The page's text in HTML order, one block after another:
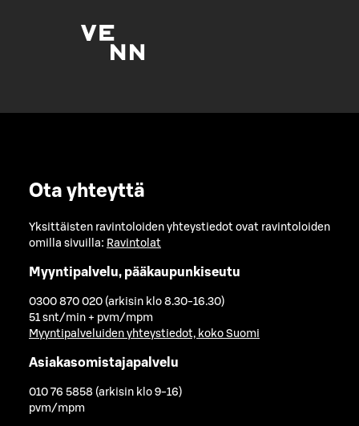
Ota yhteyttä
Yksittäisten ravintoloiden yhteystiedot ovat ravintoloiden
omilla sivuilla: Ravintolat
Myyntipalvelu, pääkaupunkiseutu
0300 870 020 (arkisin klo 8.30-16.30)
51 snt/min + pvm/mpm
Myyntipalveluiden yhteystiedot, koko Suomi
Asiakasomistajapalvelu
010 76 5858 (arkisin klo 9-16)
pvm/mpm